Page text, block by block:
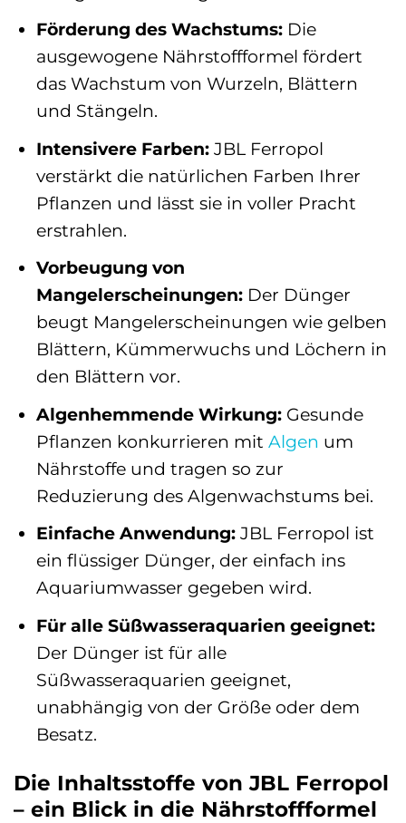
Förderung des Wachstums:Die
ausgewogene Nährstoffformel fördert
das Wachstum von Wurzeln, Blättern
und Stängeln.
Intensivere Farben:JBL Ferropol
verstärkt die natürlichen Farben Ihrer
Pflanzen und lässt sie in voller Pracht
erstrahlen.
Vorbeugung von
Mangelerscheinungen:Der Dünger
beugt Mangelerscheinungen wie gelben
Blättern, Kümmerwuchs und Löchern in
den Blättern vor.
Algenhemmende Wirkung:Gesunde
Pflanzen konkurrieren mit Algen um
Nährstoffe und tragen so zur
Reduzierung des Algenwachstums bei.
Einfache Anwendung:JBL Ferropol ist
ein flüssiger Dünger, der einfach ins
Aquariumwasser gegeben wird.
Für alle Süßwasseraquarien geeignet:
Der Dünger ist für alle
Süßwasseraquarien geeignet,
unabhängig von der Größe oder dem
Besatz.
Die Inhaltsstoffe von JBL Ferropol
– ein Blick in die Nährstoffformel